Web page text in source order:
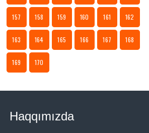
157 158 159 160 161 162
163 164 165 166 167 168
169 170
Haqqımızda